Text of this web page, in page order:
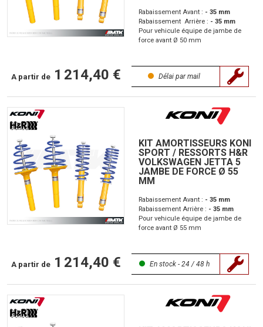
Rabaissement Avant : - 35 mm
Rabaissement Arrière : - 35 mm
Pour vehicule équipe de jambe de
force avant Ø 50 mm
A partir de 1 214,40 € Délai par mail
KIT AMORTISSEURS KONI
SPORT / RESSORTS H&R
VOLKSWAGEN JETTA 5
JAMBE DE FORCE Ø 55
MM
Rabaissement Avant : - 35 mm
Rabaissement Arrière : - 35 mm
Pour vehicule équipe de jambe de
force avant Ø 55 mm
A partir de 1 214,40 € En stock - 24 / 48 h